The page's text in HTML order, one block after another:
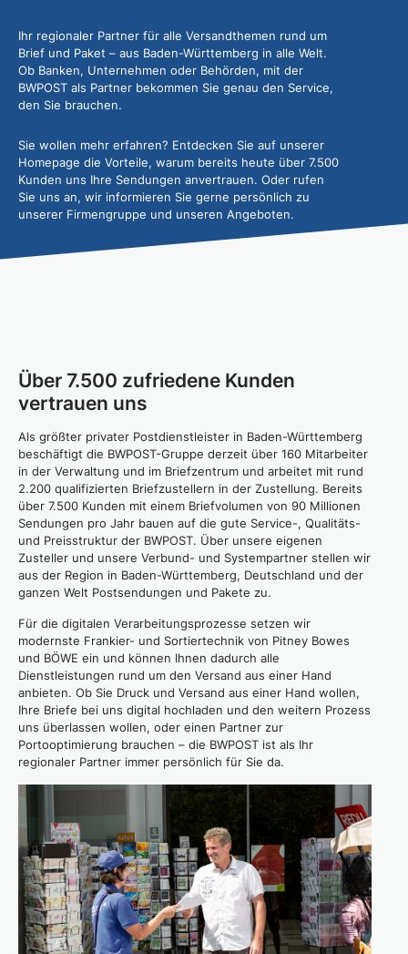
Ihr regionaler Partner für alle Versandthemen rund um
Brief und Paket – aus Baden-Württemberg in alle Welt.
Ob Banken, Unternehmen oder Behörden, mit der
BWPOST als Partner bekommen Sie genau den Service,
den Sie brauchen.
Sie wollen mehr erfahren? Entdecken Sie auf unserer
Homepage die Vorteile, warum bereits heute über 7.500
Kunden uns Ihre Sendungen anvertrauen. Oder rufen
Sie uns an, wir informieren Sie gerne persönlich zu
unserer Firmengruppe und unseren Angeboten.
Über 7.500 zufriedene Kunden
vertrauen uns
Als größter privater Postdienstleister in Baden-Württemberg
beschäftigt die BWPOST-Gruppe derzeit über 160 Mitarbeiter
in der Verwaltung und im Briefzentrum und arbeitet mit rund
2.200 qualifizierten Briefzustellern in der Zustellung. Bereits
über 7.500 Kunden mit einem Briefvolumen von 90 Millionen
Sendungen pro Jahr bauen auf die gute Service-, Qualitäts-
und Preisstruktur der BWPOST. Über unsere eigenen
Zusteller und unsere Verbund- und Systempartner stellen wir
aus der Region in Baden-Württemberg, Deutschland und der
ganzen Welt Postsendungen und Pakete zu.
Für die digitalen Verarbeitungsprozesse setzen wir
modernste Frankier- und Sortiertechnik von Pitney Bowes
und BÖWE ein und können Ihnen dadurch alle
Dienstleistungen rund um den Versand aus einer Hand
anbieten. Ob Sie Druck und Versand aus einer Hand wollen,
Ihre Briefe bei uns digital hochladen und den weitern Prozess
uns überlassen wollen, oder einen Partner zur
Portooptimierung brauchen – die BWPOST ist als Ihr
regionaler Partner immer persönlich für Sie da.